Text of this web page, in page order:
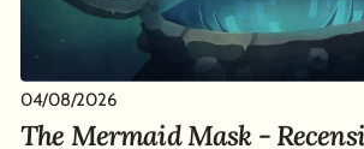
04/08/2026
The Mermaid Mask -